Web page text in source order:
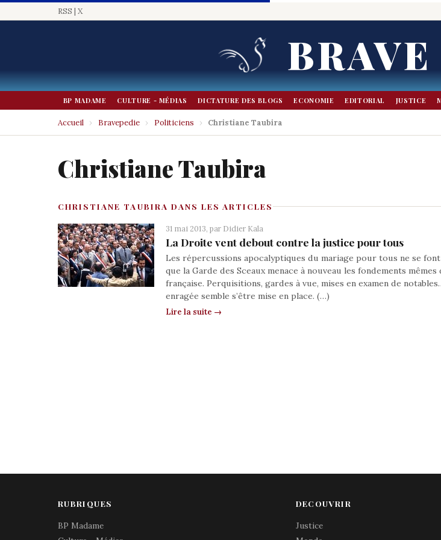
RSS | X
BP MADAME CULTURE - MÉDIAS DICTATURE DES BLOGS ECONOMIE EDITORIAL JUSTICE
Accueil › Bravepedie › Politiciens › Christiane Taubira
Christiane Taubira
CHRISTIANE TAUBIRA DANS LES ARTICLES
31 mai 2013, par Didier Kala
La Droite vent debout contre la justice pour tous
Les répercussions apocalyptiques du mariage pour tous ne se
que la Garde des Sceaux menace à nouveau les fondements
française. Perquisitions, gardes à vue, mises en examen de
enragée semble s’être mise en place. (…)
Lire la suite →
RUBRIQUES
BP Madame
DECOUVRIR
Justice